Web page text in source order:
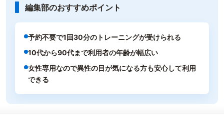
編集部のおすすめポイント
予約不要で1回30分のトレーニングが受けられる
10代から90代まで利用者の年齢が幅広い
女性専用なので異性の目が気になる方も安心して利用
できる